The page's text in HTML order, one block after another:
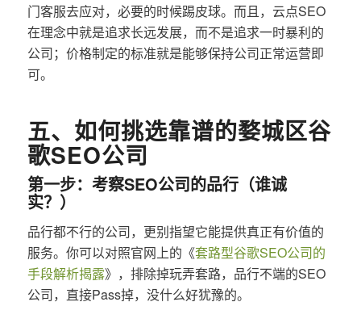
门客服去应对，必要的时候踢皮球。而且，云点SEO
在理念中就是追求长远发展，而不是追求一时暴利的
公司；价格制定的标准就是能够保持公司正常运营即
可。
五、如何挑选靠谱的婺城区谷
歌SEO公司
第一步：考察SEO公司的品行（谁诚
实？）
品行都不行的公司，更别指望它能提供真正有价值的
服务。你可以对照官网上的《套路型谷歌SEO公司的
手段解析揭露》，排除掉玩弄套路，品行不端的SEO
公司，直接Pass掉，没什么好犹豫的。